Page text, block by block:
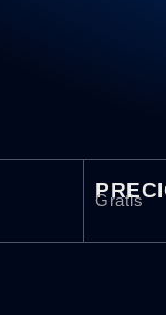
Gratis